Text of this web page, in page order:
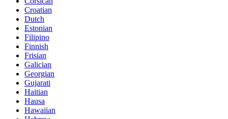
Croatian
Dutch
Estonian
Filipino
Finnish
Frisian
Galician
Georgian
Gujarati
Haitian
Hausa
Hawaiian